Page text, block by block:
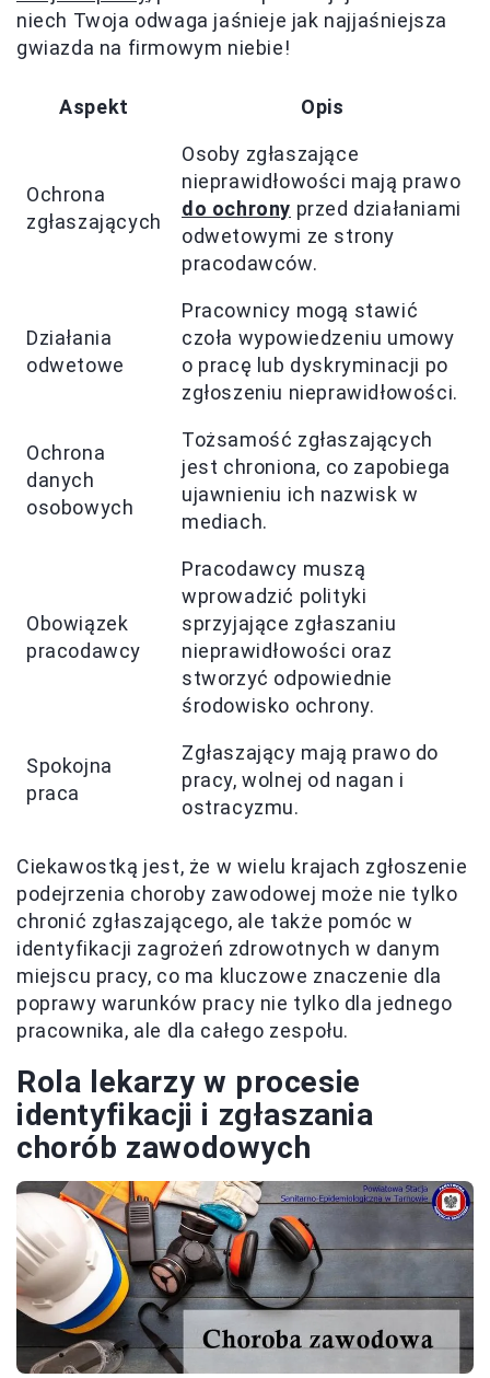
niech Twoja odwaga jaśnieje jak najjaśniejsza
gwiazda na firmowym niebie!
Aspekt Opis
Ochrona
zgłaszających
Osoby zgłaszające
nieprawidłowości mają prawo
do ochrony przed działaniami
odwetowymi ze strony
pracodawców.
Działania
odwetowe
Pracownicy mogą stawić
czoła wypowiedzeniu umowy
o pracę lub dyskryminacji po
zgłoszeniu nieprawidłowości.
Ochrona
danych
osobowych
Tożsamość zgłaszających
jest chroniona, co zapobiega
ujawnieniu ich nazwisk w
mediach.
Obowiązek
pracodawcy
Pracodawcy muszą
wprowadzić polityki
sprzyjające zgłaszaniu
nieprawidłowości oraz
stworzyć odpowiednie
środowisko ochrony.
Spokojna
praca
Zgłaszający mają prawo do
pracy, wolnej od nagan i
ostracyzmu.
Ciekawostką jest, że w wielu krajach zgłoszenie
podejrzenia choroby zawodowej może nie tylko
chronić zgłaszającego, ale także pomóc w
identyfikacji zagrożeń zdrowotnych w danym
miejscu pracy, co ma kluczowe znaczenie dla
poprawy warunków pracy nie tylko dla jednego
pracownika, ale dla całego zespołu.
Rola lekarzy w procesie
identyfikacji i zgłaszania
chorób zawodowych